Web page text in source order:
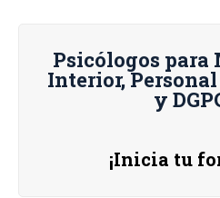
Psicólogos
Interior, Personal
y
¡Inicia tu